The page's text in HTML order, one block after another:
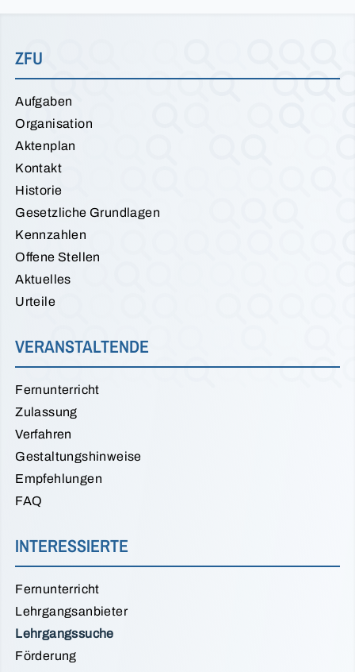
ZFU
Aufgaben
Organisation
Aktenplan
Kontakt
Historie
Gesetzliche Grundlagen
Kennzahlen
Offene Stellen
Aktuelles
Urteile
VERANSTALTENDE
Fernunterricht
Zulassung
Verfahren
Gestaltungshinweise
Empfehlungen
FAQ
INTERESSIERTE
Fernunterricht
Lehrgangsanbieter
Lehrgangssuche
Förderung